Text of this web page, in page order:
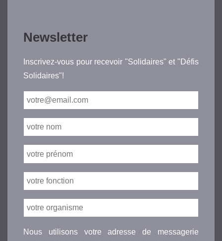
Newsletter
Inscrivez-vous pour recevoir "Solidaires" et "Défis
Solidaires"!
Nous utilisons votre adresse de messagerie